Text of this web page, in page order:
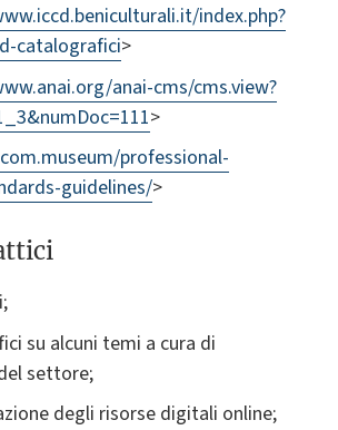
index.php?
catalografici>
anai-cms/cms.view?
>
professional-
guidelines/>
su alcuni temi a cura di
settore;
degli risorse digitali online;